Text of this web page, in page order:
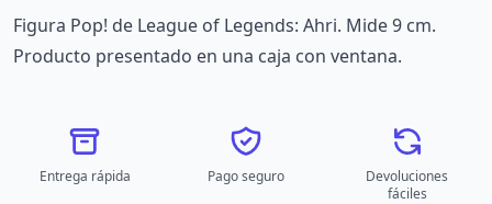
Figura Pop! de League of Legends: Ahri. Mide 9 cm.
Producto presentado en una caja con ventana.
Entrega rápida Pago seguro
Devoluciones
fáciles